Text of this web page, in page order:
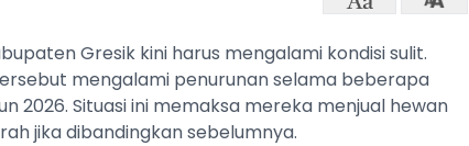
Gresik kini harus mengalami kondisi sulit.
mengalami penurunan selama beberapa
2026. Situasi ini memaksa mereka menjual hewan
jika dibandingkan sebelumnya.